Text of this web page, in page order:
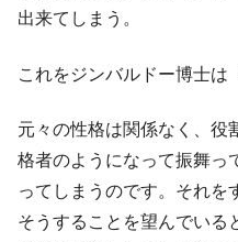
出来てしまう。
これをジンバルドー博士は
元々の性格は関係なく、役
格者のようになって振舞っ
ってしまうのです。それを
そうすることを望んでいる